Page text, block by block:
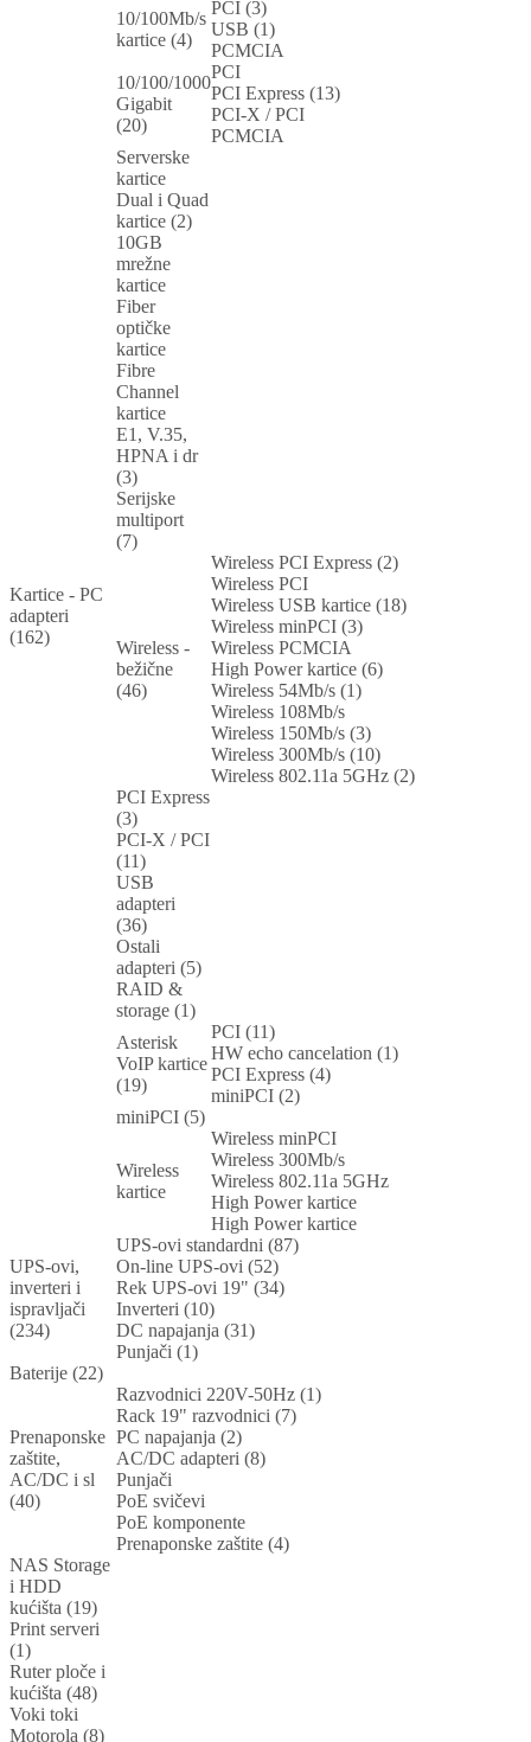
Kartice - PC
adapteri
(162)
10/100Mb/s
kartice (4)
PCI (3)
USB (1)
PCMCIA
10/100/1000
Gigabit
(20)
PCI
PCI Express (13)
PCI-X / PCI
PCMCIA
Serverske
kartice
Dual i Quad
kartice (2)
10GB
mrežne
kartice
Fiber
optičke
kartice
Fibre
Channel
kartice
E1, V.35,
HPNA i dr
(3)
Serijske
multiport
(7)
Wireless -
bežične
(46)
Wireless PCI Express (2)
Wireless PCI
Wireless USB kartice (18)
Wireless minPCI (3)
Wireless PCMCIA
High Power kartice (6)
Wireless 54Mb/s (1)
Wireless 108Mb/s
Wireless 150Mb/s (3)
Wireless 300Mb/s (10)
Wireless 802.11a 5GHz (2)
PCI Express
(3)
PCI-X / PCI
(11)
USB
adapteri
(36)
Ostali
adapteri (5)
RAID &
storage (1)
Asterisk
VoIP kartice
(19)
PCI (11)
HW echo cancelation (1)
PCI Express (4)
miniPCI (2)
miniPCI (5)
Wireless
kartice
Wireless minPCI
Wireless 300Mb/s
Wireless 802.11a 5GHz
High Power kartice
High Power kartice
UPS-ovi,
inverteri i
ispravljači
(234)
UPS-ovi standardni (87)
On-line UPS-ovi (52)
Rek UPS-ovi 19" (34)
Inverteri (10)
DC napajanja (31)
Punjači (1)
Baterije (22)
Prenaponske
zaštite,
AC/DC i sl
(40)
Razvodnici 220V-50Hz (1)
Rack 19" razvodnici (7)
PC napajanja (2)
AC/DC adapteri (8)
Punjači
PoE svičevi
PoE komponente
Prenaponske zaštite (4)
NAS Storage
i HDD
kućišta (19)
Print serveri
(1)
Ruter ploče i
kućišta (48)
Voki toki
Motorola (8)